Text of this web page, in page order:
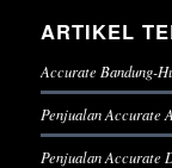
ARTIKEL
Accurate Bandung-
Penjualan Accurate
Penjualan Accurate